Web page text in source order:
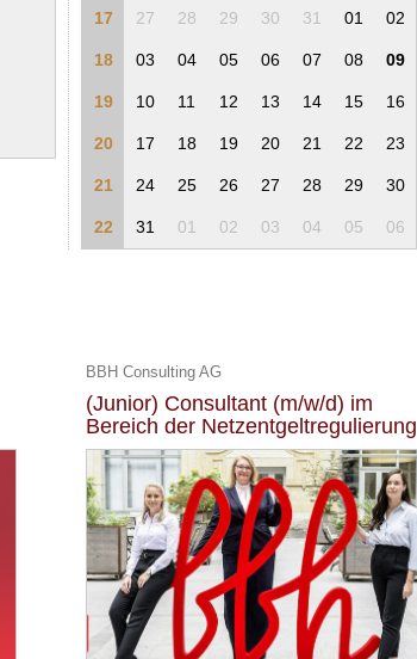
17
27 28 29 30 31 01 02
18 03 04 05 06 07 08 09
19 10 11 12 13 14 15 16
20 17 18 19 20 21 22 23
21 24 25 26 27 28 29 30
22 31 01 02 03 04 05 06
BBH Consulting AG
(Junior) Consultant (m/w/d) im
Bereich der Netzentgeltregulierung